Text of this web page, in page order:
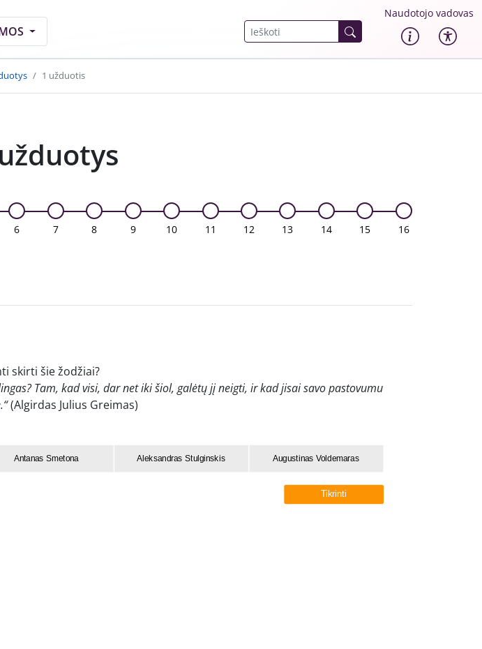
Naudotojo vadovas
1 užduotis
6 7 8 9 10 11 12 13 14 15 16
skirti šie žodžiai?
Tam, kad visi, dar net iki šiol, galėtų jį neigti, ir kad jisai savo pastovumu
(Algirdas Julius Greimas)